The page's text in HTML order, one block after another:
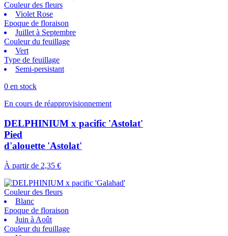
Couleur des fleurs
Violet Rose
Epoque de floraison
Juillet à Septembre
Couleur du feuillage
Vert
Type de feuillage
Semi-persistant
0 en stock
En cours de réapprovisionnement
DELPHINIUM x pacific 'Astolat'
Pied
d'alouette 'Astolat'
À partir de 2,35 €
Couleur des fleurs
Blanc
Epoque de floraison
Juin à Août
Couleur du feuillage